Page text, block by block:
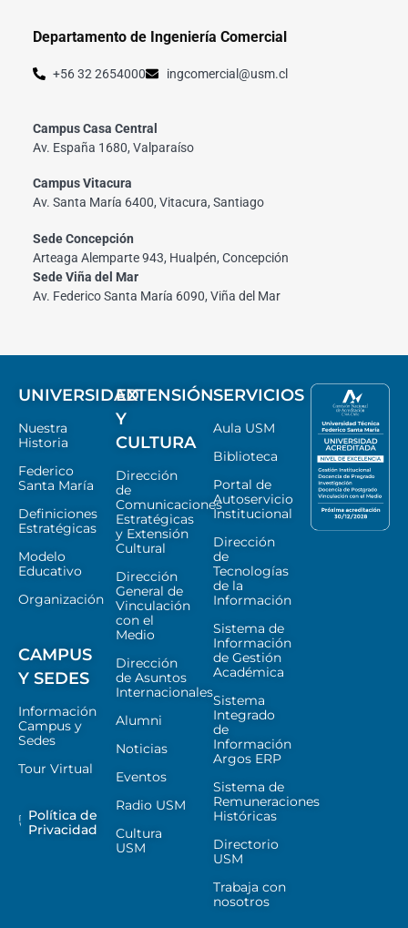
Departamento de Ingeniería Comercial
+56 32 2654000 ingcomercial@usm.cl
Campus Casa Central
Av. España 1680, Valparaíso
Campus Vitacura
Av. Santa María 6400, Vitacura, Santiago
Sede Concepción
Arteaga Alemparte 943, Hualpén, Concepción
Sede Viña del Mar
Av. Federico Santa María 6090, Viña del Mar
UNIVERSIDAD
Nuestra
Historia
Federico
Santa María
Definiciones
Estratégicas
Modelo
Educativo
Organización
CAMPUS
Y SEDES
Información
Campus y
Sedes
Tour Virtual
Política de
Privacidad
EXTENSIÓN
Y
CULTURA
Dirección
de
Comunicaciones
Estratégicas
y Extensión
Cultural
Dirección
General de
Vinculación
con el
Medio
Dirección
de Asuntos
Internacionales
Alumni
Noticias
Eventos
Radio USM
Cultura
USM
SERVICIOS
Aula USM
Biblioteca
Portal de
Autoservicio
Institucional
Dirección
de
Tecnologías
de la
Información
Sistema de
Información
de Gestión
Académica
Sistema
Integrado
de
Información
Argos ERP
Sistema de
Remuneraciones
Históricas
Directorio
USM
Trabaja con
nosotros